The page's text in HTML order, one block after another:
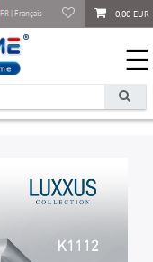
0,00 EUR
FR | Français
☰